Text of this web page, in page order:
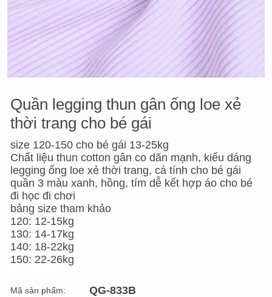
Quần legging thun gân ống loe xẻ
thời trang cho bé gái
size 120-150 cho bé gái 13-25kg
Chất liệu thun cotton gân co dãn mạnh, kiểu dáng
legging ống loe xẻ thời trang, cá tính cho bé gái
quần 3 màu xanh, hồng, tím dễ kết hợp áo cho bé
đi học đi chơi
bảng size tham khảo
120: 12-15kg
130: 14-17kg
140: 18-22kg
150: 22-26kg
Mã sản phẩm: QG-833B